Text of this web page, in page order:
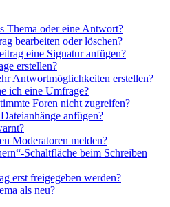
Thema oder eine Antwort?
bearbeiten oder löschen?
eine Signatur anfügen?
erstellen?
Antwortmöglichkeiten erstellen?
ich eine Umfrage?
Foren nicht zugreifen?
anfügen?
Moderatoren melden?
Schaltfläche beim Schreiben
erst freigegeben werden?
als neu?